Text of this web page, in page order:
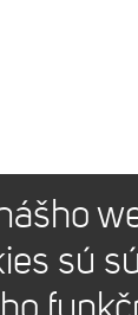
sú